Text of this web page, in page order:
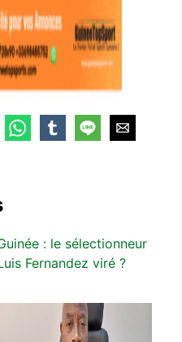
: le sélectionneur
Fernandez viré ?